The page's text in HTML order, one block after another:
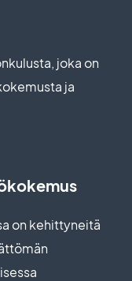
joka on
ja
on kehittyneitä